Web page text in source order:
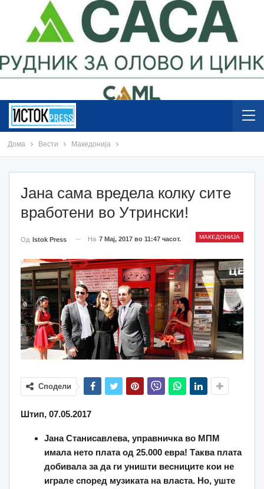
Дома Вести Македонија
Јана сама вредела колку сите
вработени во Утрински!
МАКЕДОНИЈА
Од Istok Press На 7 Мај, 2017 во 11:47 часот.
Сподели
Штип, 07.05.2017
Јана Станисавлева, управничка во МПМ
имала нето плата од 25.000 евра! Таква плата
добивала за да ги уништи весниците кои не
играле според музиката на власта. Но, уште